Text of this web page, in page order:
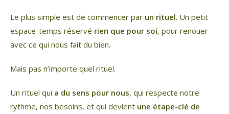
Le plus simple est de commencer par un rituel. Un petit
espace-temps réservé rien que pour soi, pour renouer
avec ce qui nous fait du bien.
Mais pas n’importe quel rituel.
Un rituel qui a du sens pour nous, qui respecte notre
rythme, nos besoins, et qui devient une étape-clé de